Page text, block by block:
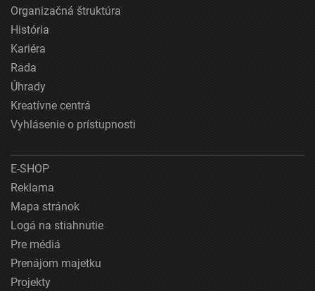
Organizačná štruktúra
História
Kariéra
Rada
Úhrady
Kreatívne centrá
Vyhlásenie o prístupnosti
E-SHOP
Reklama
Mapa stránok
Logá na stiahnutie
Pre médiá
Prenájom majetku
Projekty